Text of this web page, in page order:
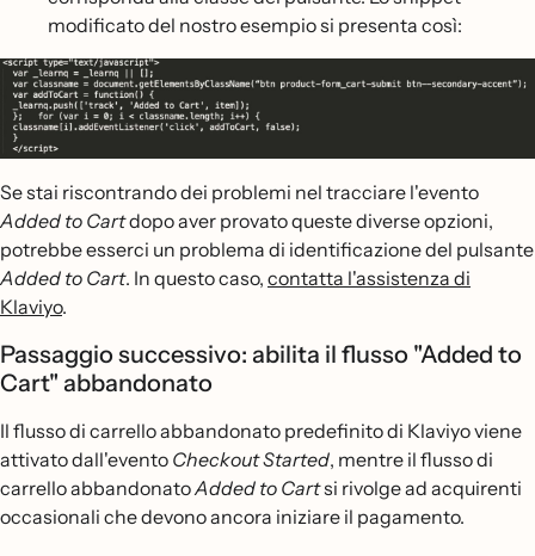
modificato del nostro esempio si presenta così:
Se stai riscontrando dei problemi nel tracciare l'evento
Added to Cartdopo aver provato queste diverse opzioni,
potrebbe esserci un problema di identificazione del pulsante
Added to Cart. In questo caso, contatta l'assistenza di
Klaviyo.
Passaggio successivo: abilita il flusso "Added to
Cart" abbandonato
Il flusso di carrello abbandonato predefinito di Klaviyo viene
attivato dall'evento Checkout Started, mentre il flusso di
carrello abbandonatoAdded to Cartsi rivolge ad acquirenti
occasionali che devono ancora iniziare il pagamento.